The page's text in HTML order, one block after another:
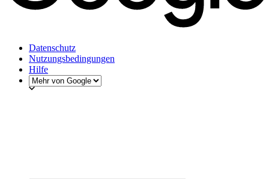
Datenschutz
Nutzungsbedingungen
Hilfe